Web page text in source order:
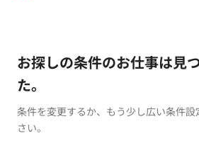
お探しの条件のお仕事は見
た。
条件を変更するか、もう少し広い条件
さい。